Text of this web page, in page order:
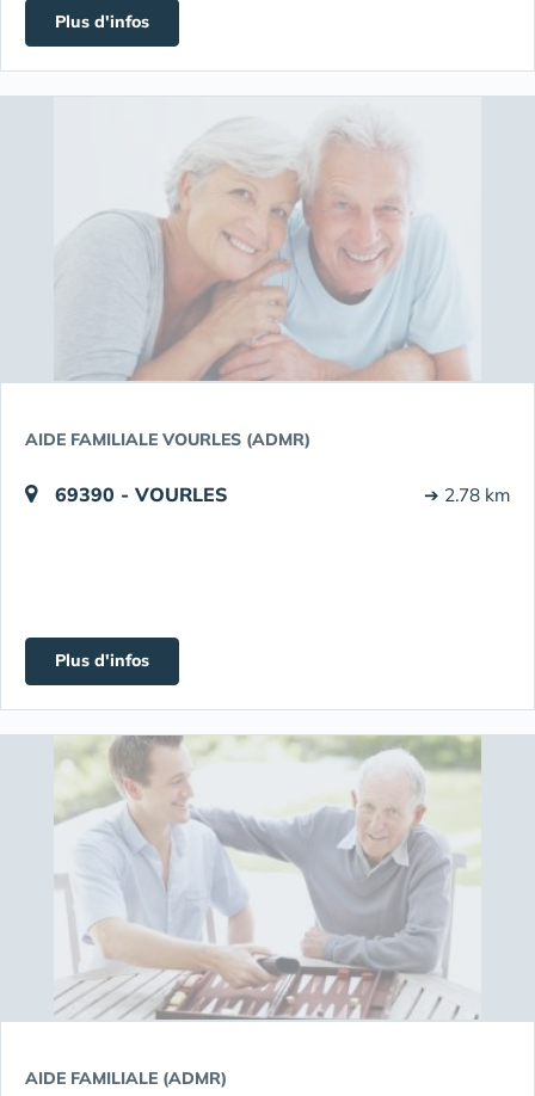
Plus d'infos
AIDE FAMILIALE VOURLES (ADMR)
69390 - VOURLES ➔ 2.78 km
Plus d'infos
AIDE FAMILIALE (ADMR)